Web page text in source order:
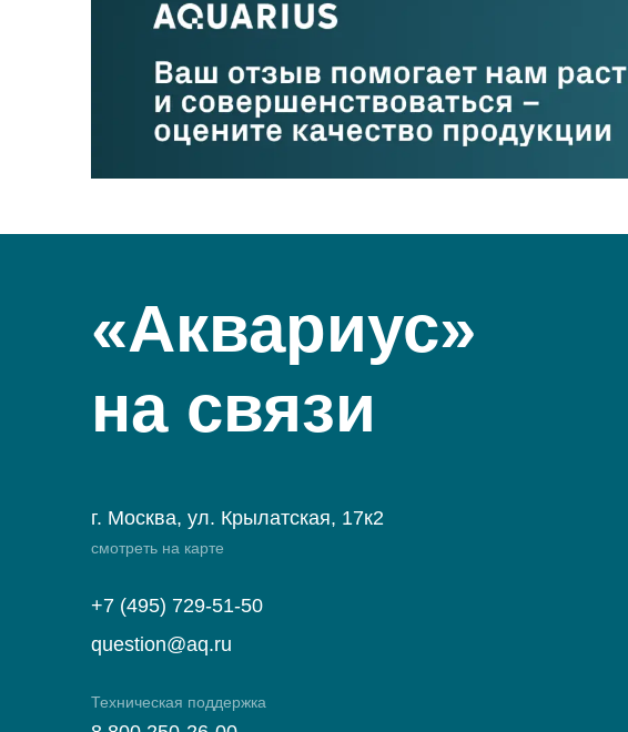
«Аквариус»
на связи
г. Москва, ул. Крылатская, 17к2
смотреть на карте
+7 (495) 729-51-50
question@aq.ru
Техническая поддержка